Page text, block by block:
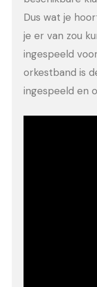
Dus wat je
je er van zou
ingespeeld
orkestband is
ingespeeld en